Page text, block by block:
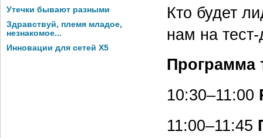
Утечки бывают разными
Здравствуй, племя младое,
незнакомое...
Инновации для сетей X5
Кто будет
нам на
Программа
10:30–11:00
11:00–11:45